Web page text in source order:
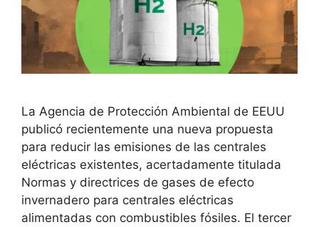
La Agencia de Protección Ambiental de EEUU
publicó recientemente una nueva propuesta
para reducir las emisiones de las centrales
eléctricas existentes, acertadamente titulada
Normas y directrices de gases de efecto
invernadero para centrales eléctricas
alimentadas con combustibles fósiles. El tercer